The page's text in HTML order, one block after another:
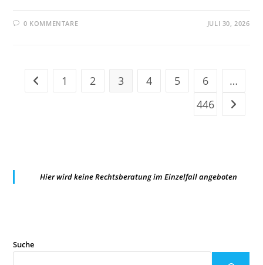
0 KOMMENTARE JULI 30, 2026
Zur vorherigen Seite
1 2 3 4 5 6
…
446
Zur
Hier wird keine Rechtsberatung im Einzelfall angeboten
Suche